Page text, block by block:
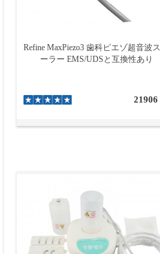
Refine MaxPiezo3 歯科ピエゾ超音波
ーラー EMS/UDSと互換性あり
21906